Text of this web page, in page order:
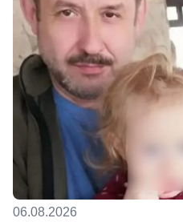
06.08.2026